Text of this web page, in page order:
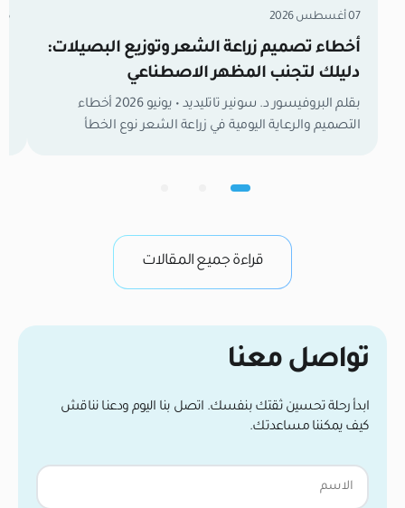
07 أغسطس 2026
أخطاء تصميم زراعة الشعر وتوزيع البصيلات:
دليلك لتجنب المظهر الاصطناعي
بقلم البروفيسور د. سونير تاتليديد • يونيو 2026 أخطاء
التصميم والرعاية اليومية في زراعة الشعر نوع الخطأ
الجبهة كخط مستقيم تام دون مراعاة انحناءات الجمجمة
الوقاية تعتمد على التعرجات المجهرية (Micro-
قراءة جميع المقالات
تواصل معنا
ابدأ رحلة تحسين ثقتك بنفسك. اتصل بنا اليوم ودعنا نناقش
كيف يمكننا مساعدتك.